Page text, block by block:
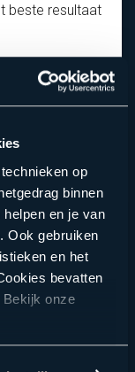
op
binnen
en je van
Ook gebruiken
en het
bevatten
Bekijk onze
beste resultaat